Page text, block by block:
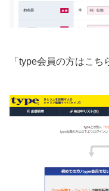
「type会員の方はこち